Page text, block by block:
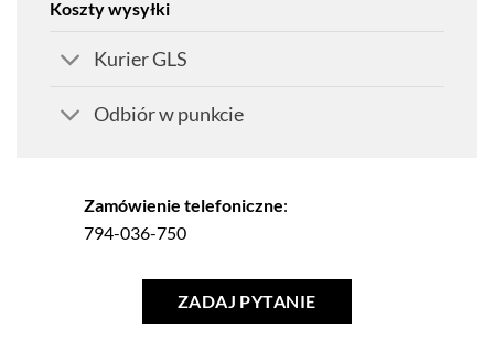
Koszty wysyłki
Kurier GLS
Odbiór w punkcie
Zamówienie telefoniczne:
794-036-750
ZADAJ PYTANIE